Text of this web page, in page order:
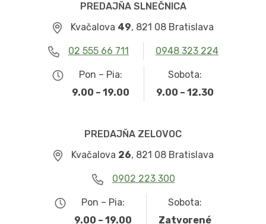
PREDAJŇA SLNEČNICA
Kvačalova 49, 821 08 Bratislava
02 555 66 711 0948 323 224
Pon – Pia:
9.00 – 19.00
Sobota:
9.00 – 12.30
PREDAJŇA ZELOVOC
Kvačalova 26, 821 08 Bratislava
0902 223 300
Pon – Pia:
9.00 – 19.00
Sobota:
Zatvorené